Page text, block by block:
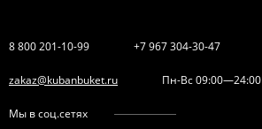
8 800 201-10-99 +7 967 304-30-47
zakaz@kubanbuket.ru Пн-Вс 09:00—24:00
Мы в соц.сетях